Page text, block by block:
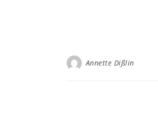
Annette Dißlin